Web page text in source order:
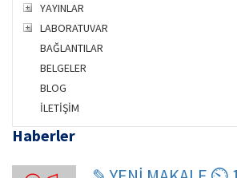
YAYINLAR
LABORATUVAR
BAĞLANTILAR
BELGELER
BLOG
İLETİŞİM
Haberler